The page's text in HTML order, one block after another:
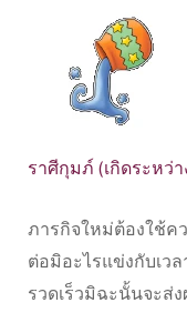
ราศีกุมภ์ (เกิดระหว่
ภารกิจใหม่ต้องใช้ค
ต่อมิอะไรแข่งกับเว
รวดเร็วมิฉะนั้นจะส่